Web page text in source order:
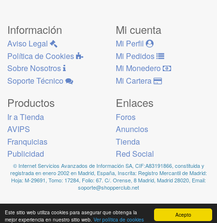
Acepto
Este sitio web utiliza cookies para asegurar que obtenga la
mejor experiencia en nuestro sitio web. Ver política de cookies
Información
Aviso Legal
Política de Cookies
Sobre Nosotros
Soporte Técnico
Mi cuenta
Mi Perfil
Mi Pedidos
Mi Monedero
Mi Cartera
Productos
Ir a Tienda
AVIPS
Franquicias
Publicidad
Enlaces
Foros
Anuncios
Tienda
Red Social
© Internet Servicios Avanzados de Información SA, CIF:A83191866, constituida y
registrada en enero 2002 en Madrid, España, Inscrita: Registro Mercantil de Madrid:
Hoja: M-29691, Tomo: 17284, Folio: 67. C/. Orense, 8 Madrid, Madrid 28020, Email:
soporte@shopperclub.net